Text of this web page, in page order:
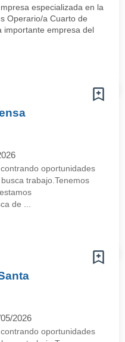
especializada en la
Operario/a Cuarto de
importante empresa del
oportunidades
trabajo.Tenemos
de ...
2026
oportunidades